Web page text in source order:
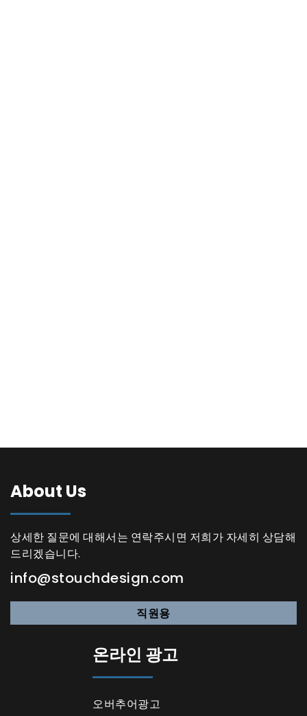
About Us
상세한 질문에 대해서는 연락주시면 저희가 자세히 상담해
드리겠습니다.
info@stouchdesign.com
직원용
온라인 광고
오버추어광고